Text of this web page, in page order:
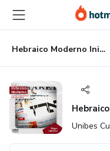
para
conteúdo
principal
para
pagamento
para
rodapé
Hebraico Moderno Iniciantes I - 2024
Unibes